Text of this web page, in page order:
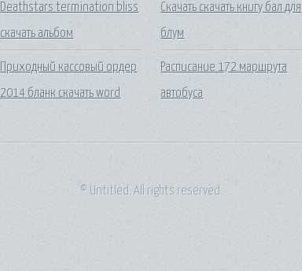
Deathstars termination bliss
скачать альбом
Приходный кассовый ордер
2014 бланк скачать word
Скачать скачать книгу бал для
блум
Расписание 172 маршрута
автобуса
© Untitled. All rights reserved.